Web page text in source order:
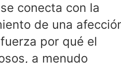
conecta con la
de una
por qué el
a menudo